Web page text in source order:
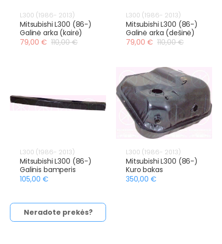
L300 (1986- 2013)
Mitsubishi L300 (86-)
Galinė arka (kairė)
79,00 € 110,00 €
L300 (1986- 2013)
Mitsubishi L300 (86-)
Galinė arka (dešinė)
79,00 € 110,00 €
L300 (1986- 2013)
Mitsubishi L300 (86-)
Galinis bamperis
105,00 €
L300 (1986- 2013)
Mitsubishi L300 (86-)
Kuro bakas
350,00 €
Neradote prekės?